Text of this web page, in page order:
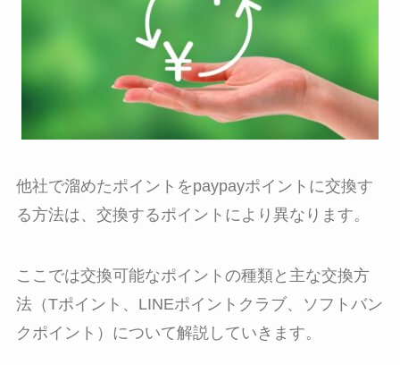
他社で溜めたポイントをpaypayポイントに交換す
る方法は、交換するポイントにより異なります。
ここでは交換可能なポイントの種類と主な交換方
法（Tポイント、LINEポイントクラブ、ソフトバン
クポイント）について解説していきます。